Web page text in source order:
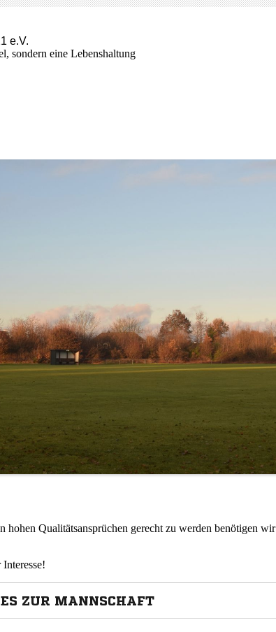
e.V.
sondern eine Lebenshaltung
hohen Qualitätsansprüchen gerecht zu werden benötigen wir